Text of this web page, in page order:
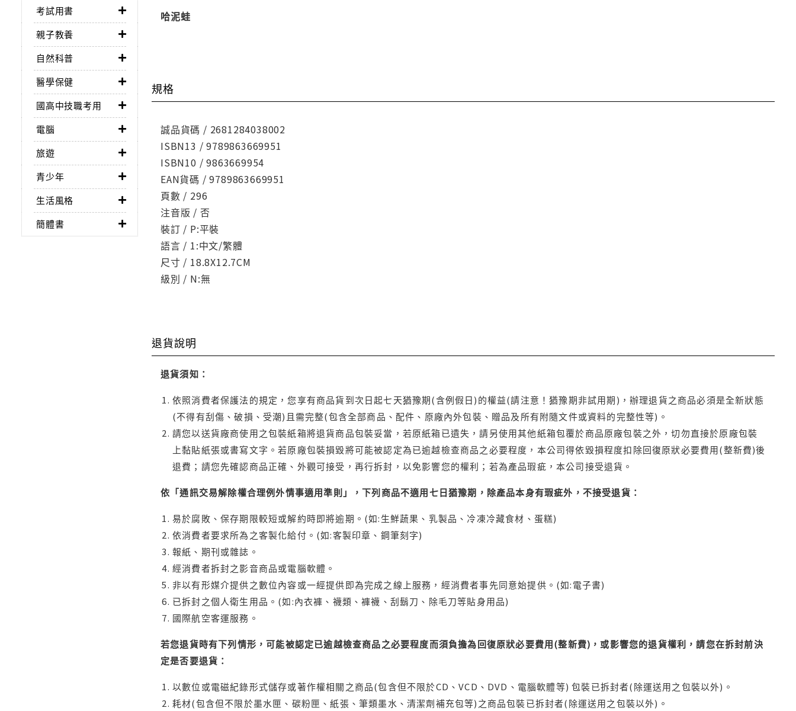
考試用書
親子教養
自然科普
醫學保健
國高中技職考用
電腦
旅遊
青少年
生活風格
簡體書
哈泥蛙
規格
誠品貨碼 / 2681284038002
ISBN13 / 9789863669951
ISBN10 / 9863669954
EAN貨碼 / 9789863669951
頁數 / 296
注音版 / 否
裝訂 / P:平裝
語言 / 1:中文/繁體
尺寸 / 18.8X12.7CM
級別 / N:無
退貨說明
退貨須知：
依照消費者保護法的規定，您享有商品貨到次日起七天猶豫期(含例假日)的權益(請注意！猶豫期非試用期)，辦理退貨之商品必須是全新狀態
(不得有刮傷、破損、受潮)且需完整(包含全部商品、配件、原廠內外包裝、贈品及所有附隨文件或資料的完整性等)。
請您以送貨廠商使用之包裝紙箱將退貨商品包裝妥當，若原紙箱已遺失，請另使用其他紙箱包覆於商品原廠包裝之外，切勿直接於原廠包裝
上黏貼紙張或書寫文字。若原廠包裝損毀將可能被認定為已逾越檢查商品之必要程度，本公司得依毀損程度扣除回復原狀必要費用(整新費)後
退費；請您先確認商品正確、外觀可接受，再行拆封，以免影響您的權利；若為產品瑕疵，本公司接受退貨。
依「通訊交易解除權合理例外情事適用準則」，下列商品不適用七日猶豫期，除產品本身有瑕疵外，不接受退貨：
易於腐敗、保存期限較短或解約時即將逾期。(如:生鮮蔬果、乳製品、冷凍冷藏食材、蛋糕)
依消費者要求所為之客製化給付。(如:客製印章、鋼筆刻字)
報紙、期刊或雜誌。
經消費者拆封之影音商品或電腦軟體。
非以有形媒介提供之數位內容或一經提供即為完成之線上服務，經消費者事先同意始提供。(如:電子書)
已拆封之個人衛生用品。(如:內衣褲、襪類、褲襪、刮鬍刀、除毛刀等貼身用品)
國際航空客運服務。
若您退貨時有下列情形，可能被認定已逾越檢查商品之必要程度而須負擔為回復原狀必要費用(整新費)，或影響您的退貨權利，請您在拆封前決
定是否要退貨：
以數位或電磁紀錄形式儲存或著作權相關之商品(包含但不限於CD、VCD、DVD、電腦軟體等) 包裝已拆封者(除運送用之包裝以外)。
耗材(包含但不限於墨水匣、碳粉匣、紙張、筆類墨水、清潔劑補充包等)之商品包裝已拆封者(除運送用之包裝以外)。